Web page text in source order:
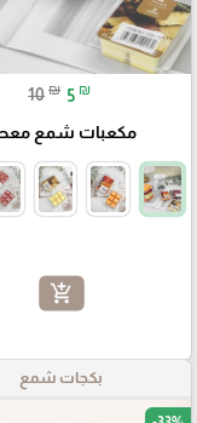
10 ₪ 5 ₪
مكعبات شمع
add_shopping_cart
بكجات شمع